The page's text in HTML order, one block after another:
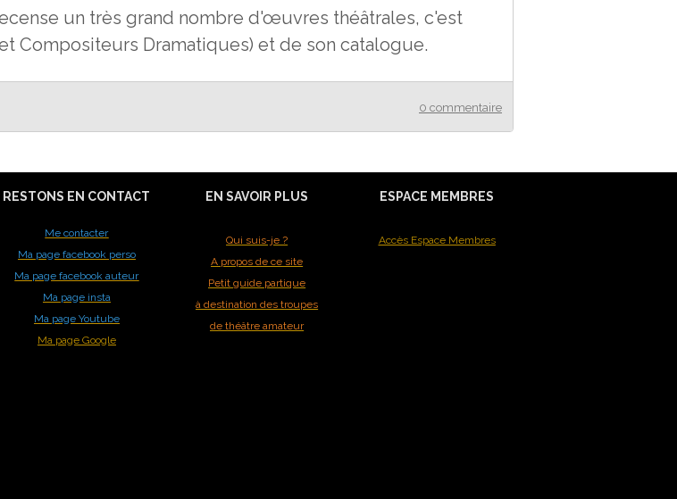
un très grand nombre d'œuvres théâtrales, c'est
Compositeurs Dramatiques) et de son catalogue.
0 commentaire
RESTONS EN CONTACT
Me contacter
Ma page facebook perso
Ma page facebook auteur
Ma page insta
Ma page Youtube
Ma page Google
EN SAVOIR PLUS
Qui suis-je ?
A propos de ce site
Petit guide partique
à destination des troupes
de théâtre amateur
ESPACE MEMBRES
Accès Espace Membres